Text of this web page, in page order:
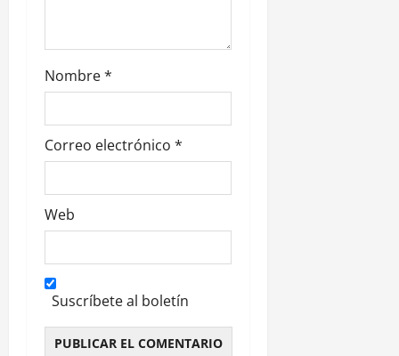
a
d
a
s
Nombre*
Correo electrónico *
Web
Suscríbete al boletín